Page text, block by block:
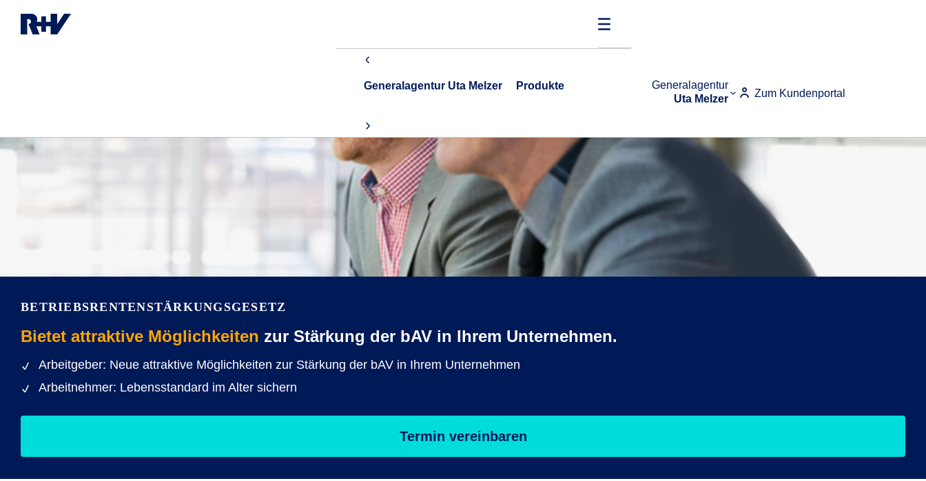
Generalagentur
Uta Melzer
Zum Kundenportal
Generalagentur Uta Melzer Produkte
BETRIEBSRENTEN­STÄRKUNGSGESETZ
Bietet attraktive Möglichkeiten zur Stärkung der bAV in Ihrem Unternehmen.
Arbeitgeber: Neue attraktive Möglichkeiten zur Stärkung der bAV in Ihrem Unternehmen
Arbeitnehmer: Lebensstandard im Alter sichern
Termin vereinbaren